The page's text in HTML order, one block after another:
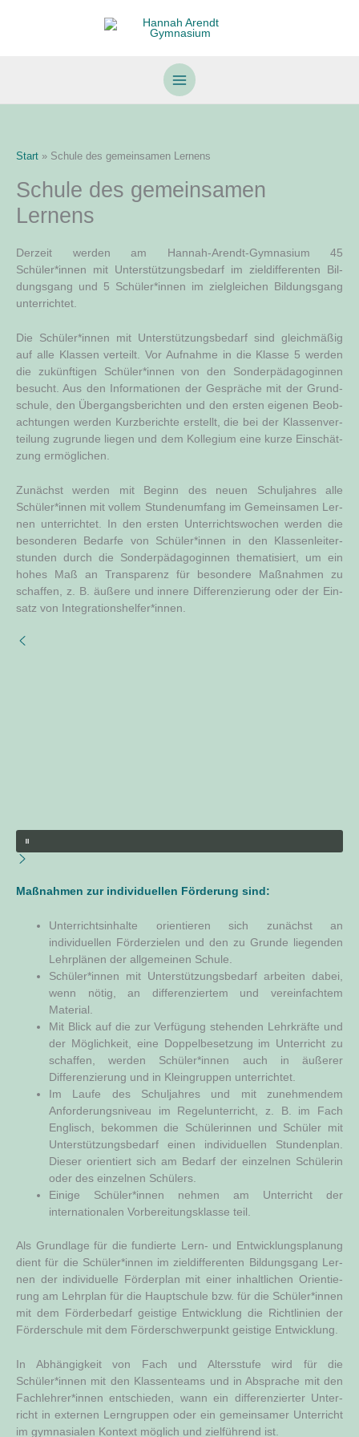
Start Schule des gemeinsamen Lernens
Schule des gemeinsamen
Lernens
Der­zeit wer­den am Han­nah-Are­ndt-Gym­na­si­um 45
Schüler*innen mit Unter­stüt­zungs­be­darf im ziel­dif­fe­ren­ten Bil­
dungs­gang und 5 Schüler*innen im ziel­glei­chen Bil­dungs­gang
unterrichtet.
Die Schüler*innen mit Unter­stüt­zungs­be­darf sind gleich­mä­ßig
auf alle Klas­sen ver­teilt. Vor Auf­nah­me in die Klas­se 5 wer­den
die zukünf­ti­gen Schüler*innen von den Son­der­päd­ago­gin­nen
besucht. Aus den Infor­ma­tio­nen der Gesprä­che mit der Grund­
schu­le, den Über­gangs­be­rich­ten und den ers­ten eige­nen Beob­
ach­tun­gen wer­den Kurz­be­rich­te erstellt, die bei der Klas­sen­ver­
tei­lung zugrun­de lie­gen und dem Kol­le­gi­um eine kur­ze Ein­schät­
zung ermöglichen.
Zunächst wer­den mit Beginn des neu­en Schul­jah­res alle
Schüler*innen mit vol­lem Stun­den­um­fang im Gemein­sa­men Ler­
nen unter­rich­tet. In den ers­ten Unter­richts­wo­chen wer­den die
beson­de­ren Bedar­fe von Schüler*innen in den Klas­sen­lei­ter­
stun­den durch die Son­der­päd­ago­gin­nen the­ma­ti­siert, um ein
hohes Maß an Trans­pa­renz für beson­de­re Maß­nah­men zu
schaf­fen, z. B. äuße­re und inne­re Dif­fe­ren­zie­rung oder der Ein­
satz von Integrationshelfer*innen.
Maß­nah­men zur indi­vi­du­el­len För­de­rung sind:
Unter­richts­in­hal­te ori­en­tie­ren sich zunächst an
indi­vi­du­el­len För­der­zie­len und den zu Grun­de lie­gen­den
Lehr­plä­nen der all­ge­mei­nen Schule.
Schüler*innen mit Unter­stüt­zungs­be­darf arbei­ten dabei,
wenn nötig, an dif­fe­ren­zier­tem und ver­ein­fach­tem
Material.
Mit Blick auf die zur Ver­fü­gung ste­hen­den Lehr­kräf­te und
der Mög­lich­keit, eine Dop­pel­be­set­zung im Unter­richt zu
schaf­fen, wer­den Schüler*innen auch in äuße­rer
Dif­fe­ren­zie­rung und in Klein­grup­pen unterrichtet.
Im Lau­fe des Schul­jah­res und mit zuneh­men­dem
Anfor­de­rungs­ni­veau im Regel­un­ter­richt, z. B. im Fach
Eng­lisch, bekom­men die Schü­le­rin­nen und Schü­ler mit
Unter­stüt­zungs­be­darf einen indi­vi­du­el­len Stun­den­plan.
Die­ser ori­en­tiert sich am Bedarf der ein­zel­nen Schü­le­rin
oder des ein­zel­nen Schülers.
Eini­ge Schüler*innen neh­men am Unter­richt der
inter­na­tio­na­len Vor­be­rei­tungs­klas­se teil.
Als Grund­la­ge für die fun­dier­te Lern- und Ent­wick­lungs­pla­nung
dient für die Schüler*innen im ziel­dif­fe­ren­ten Bil­dungs­gang Ler­
nen der indi­vi­du­el­le För­der­plan mit einer inhalt­li­chen Ori­en­tie­
rung am Lehr­plan für die Haupt­schu­le bzw. für die Schüler*innen
mit dem För­der­be­darf geis­ti­ge Ent­wick­lung die Richt­li­ni­en der
För­der­schu­le mit dem För­der­schwer­punkt geis­ti­ge Entwicklung.
In Abhän­gig­keit von Fach und Alters­stu­fe wird für die
Schüler*innen mit den Klas­sen­teams und in Abspra­che mit den
Fachlehrer*innen ent­schie­den, wann ein dif­fe­ren­zier­ter Unter­
richt in exter­nen Lern­grup­pen oder ein gemein­sa­mer Unter­richt
im gym­na­sia­len Kon­text mög­lich und ziel­füh­rend ist.